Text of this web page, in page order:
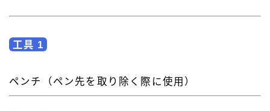
工具 1
ペンチ（ペン先を取り除く際に使用）